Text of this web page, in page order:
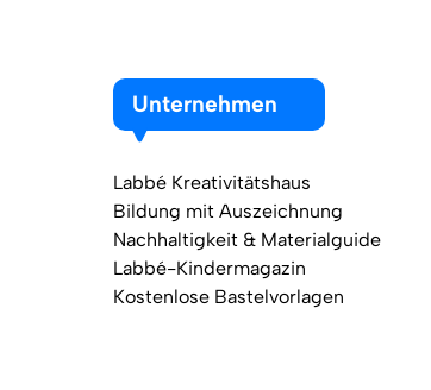
Unternehmen
Labbé Kreativitätshaus
Bildung mit Auszeichnung
Nachhaltigkeit & Materialguide
Labbé-Kindermagazin
Kostenlose Bastelvorlagen